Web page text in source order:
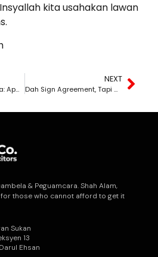
kita usahakan lawan
Seksyen 498 Malaysia: Apa Itu, Bagaimana Dibuktikan, dan Mengapa Dipertikai
NEXT
Dah Sign Agreement, Tapi Menyesal?
& Peguamcara. Shah Alam,
those who cannot afford to get it
Sukan
13
Ehsan